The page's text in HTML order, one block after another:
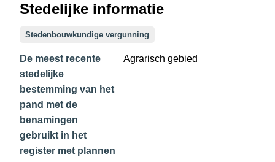
Stedelijke informatie
Stedenbouwkundige vergunning
De meest recente
stedelijke
bestemming van het
pand met de
benamingen
gebruikt in het
register met plannen
Agrarisch gebied